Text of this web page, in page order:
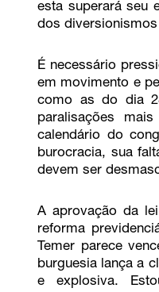
esta superará seu
dos
É necessário
em movimento e
como as do dia
paralisações
calendário do
burocracia, sua
devem ser
A aprovação da
reforma
Temer parece
burguesia lança a
e explosiva.